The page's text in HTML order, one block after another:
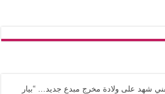
شهد على ولادة مخرج مبدع جديد… “بيار